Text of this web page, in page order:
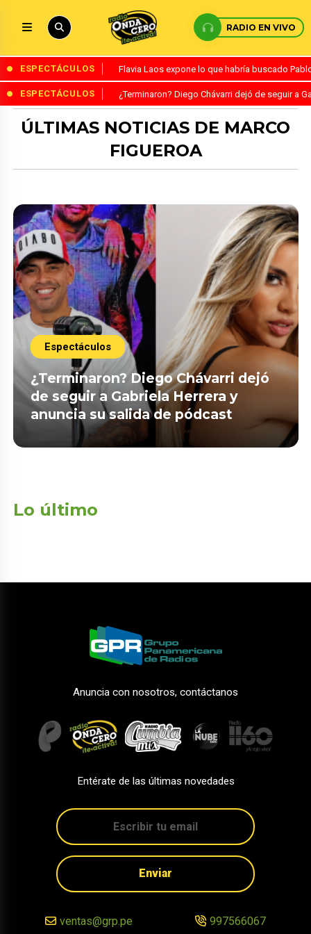
RADIO EN VIVO
ESPECTÁCULOS Flavia Laos expone lo que habría buscado
ESPECTÁCULOS ¿Terminaron? Diego Chávarri dejó de seguir a
ÚLTIMAS NOTICIAS DE MARCO
FIGUEROA
Espectáculos
¿Terminaron? Diego Chávarri dejó
de seguir a Gabriela Herrera y
anuncia su salida de pódcast
Lo último
Anuncia con nosotros, contáctanos
Entérate de las últimas novedades
Enviar
ventas@grp.pe 997566067